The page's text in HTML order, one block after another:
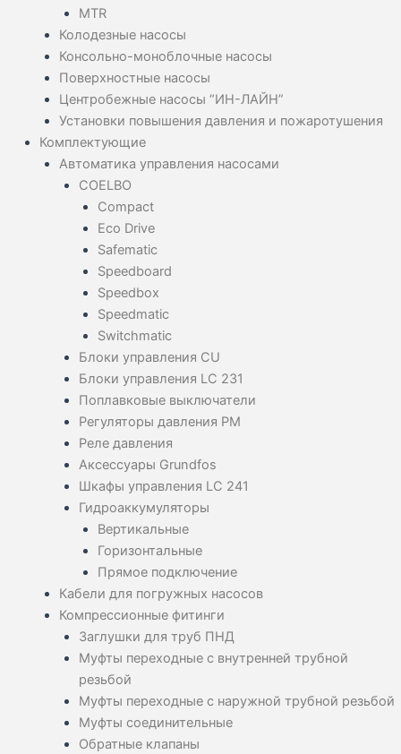
MTR
Колодезные насосы
Консольно-моноблочные насосы
Поверхностные насосы
Центробежные насосы “ИН-ЛАЙН”
Установки повышения давления и пожаротушения
Комплектующие
Автоматика управления насосами
COELBO
Compact
Eco Drive
Safematic
Speedboard
Speedbox
Speedmatic
Switchmatic
Блоки управления CU
Блоки управления LC 231
Поплавковые выключатели
Регуляторы давления PM
Реле давления
Аксессуары Grundfos
Шкафы управления LC 241
Гидроаккумуляторы
Вертикальные
Горизонтальные
Прямое подключение
Кабели для погружных насосов
Компрессионные фитинги
Заглушки для труб ПНД
Муфты переходные с внутренней трубной
резьбой
Муфты переходные с наружной трубной резьбой
Муфты соединительные
Обратные клапаны